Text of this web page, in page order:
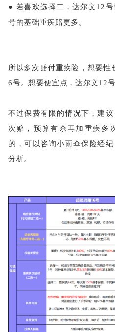
● 若喜欢选择二，达尔文12
号的基础重疾赔更多。
所以多次赔付重疾险，想要性
6号。想要便宜点，达尔文12号
不过保费有限的情况下，建
次赔，预算有余再加重疾多
的，可以咨询小雨伞保险经
分析。